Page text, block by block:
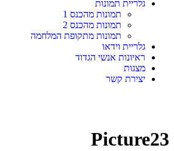
גלריית תמונות
תמונות מהכנס 1
תמונות מהכנס 2
תמונות מתקופת המלחמה
גלריית וידאו
ראיונות אנשי הגדוד
מצגות
יצירת קשר
Picture23